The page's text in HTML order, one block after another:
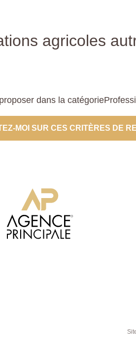
agricoles
dans la
MOI SUR CES CRITÈRES DE